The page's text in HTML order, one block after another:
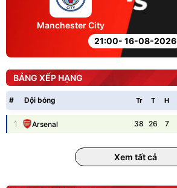
21:00- 16-08-2026
Manchester City
BẢNG XẾP HẠNG
# Đội bóng Tr T H
1 Arsenal 38 26 7
Xem tất cả